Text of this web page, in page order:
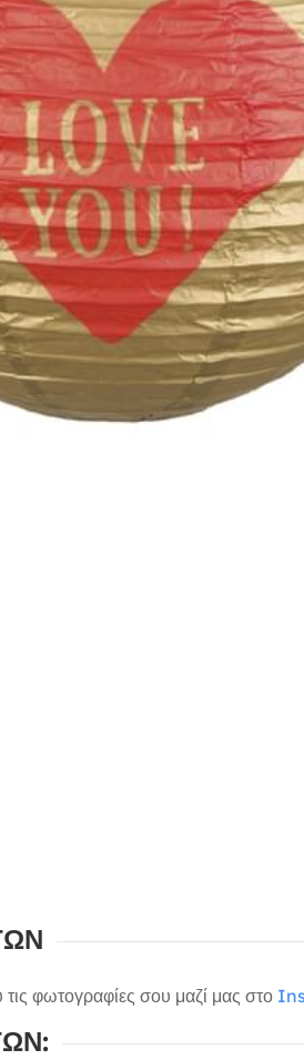
φωτογραφίες σου μαζί μας στο